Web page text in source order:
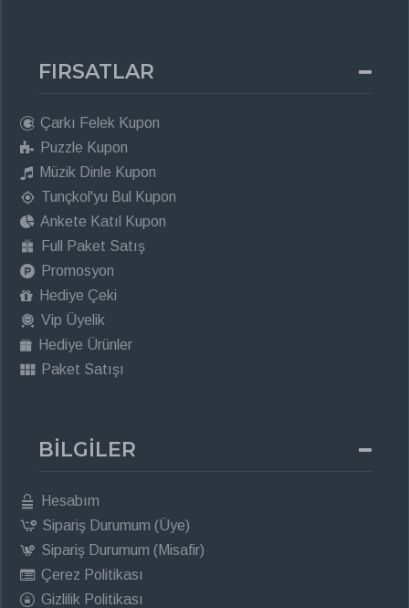
FIRSATLAR
Çarkı Felek Kupon
Puzzle Kupon
Müzik Dinle Kupon
Tunçkol'yu Bul Kupon
Ankete Katıl Kupon
Full Paket Satış
Promosyon
Hediye Çeki
Vip Üyelik
Hediye Ürünler
Paket Satışı
BİLGİLER
Hesabım
Sipariş Durumum (Üye)
Sipariş Durumum (Misafir)
Çerez Politikası
Gizlilik Politikası